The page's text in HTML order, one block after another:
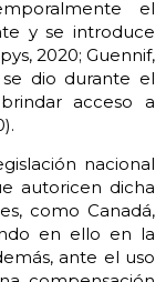
el
y se introduce
2020; Guennif,
dio durante el
acceso a
nacional
autoricen dicha
como Canadá,
en ello en la
ante el uso